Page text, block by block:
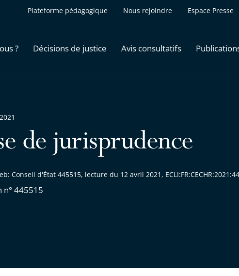
Plateforme pédagogique Nous rejoindre Espace Presse
? Décisions de justice Avis consultatifs
de jurisprudence
Conseil d'État 445515, lecture du 12 avril 2021,
n° 445515